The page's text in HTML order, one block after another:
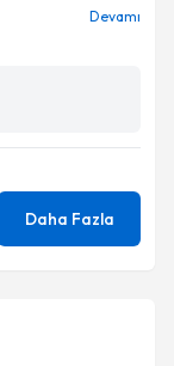
Devamı
Daha Fazla